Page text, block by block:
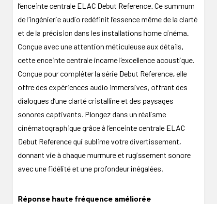
l’enceinte centrale ELAC Debut Reference. Ce summum
de l’ingénierie audio redéfinit l’essence même de la clarté
et de la précision dans les installations home cinéma.
Conçue avec une attention méticuleuse aux détails,
cette enceinte centrale incarne l’excellence acoustique.
Conçue pour compléter la série Debut Reference, elle
offre des expériences audio immersives, offrant des
dialogues d’une clarté cristalline et des paysages
sonores captivants. Plongez dans un réalisme
cinématographique grâce à l’enceinte centrale ELAC
Debut Reference qui sublime votre divertissement,
donnant vie à chaque murmure et rugissement sonore
avec une fidélité et une profondeur inégalées.
Réponse haute fréquence améliorée